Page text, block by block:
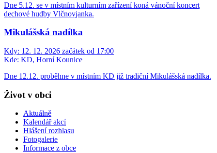
Dne 5.12. se v místním kulturním zařízení koná vánoční koncert
dechové hudby Vlčnovjanka.
Mikulášská nadílka
Kdy: 12. 12. 2026 začátek od 17:00
Kde: KD, Horní Kounice
Dne 12.12. proběhne v místním KD již tradiční Mikulášská nadílka.
Život v obci
Aktuálně
Kalendář akcí
Hlášení rozhlasu
Fotogalerie
Informace z obce